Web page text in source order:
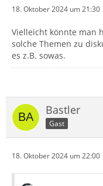
18. Oktober 2024 um 21:30
Vielleicht könnte man
solche Themen zu
es z.B. sowas.
Bastler
Gast
18. Oktober 2024 um 22:00